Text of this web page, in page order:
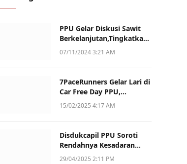
PPU Gelar Diskusi Sawit
Berkelanjutan,Tingkatkan
Daya Saing dan Kualitas
07/11/2024 3:21 AM
7PaceRunners Gelar Lari di
Car Free Day PPU,
Kampanye Gaya Hidup
15/02/2025 4:17 AM
Disdukcapil PPU Soroti
Rendahnya Kesadaran
Warga Soal Pelaporan
29/04/2025 2:11 PM